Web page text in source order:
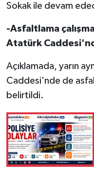
Sokak ile devam
-Asfaltlama
Atatürk
Açıklamada, yarın
Caddesi'nde de asfalt
belirtildi.
SİYASET
TEKNOLOJİ
YAŞAM